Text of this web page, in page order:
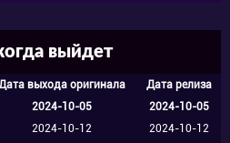
выйдет
выхода оригинала
Дата релиза
2024-10-05
2024-10-05
2024-10-12
2024-10-12